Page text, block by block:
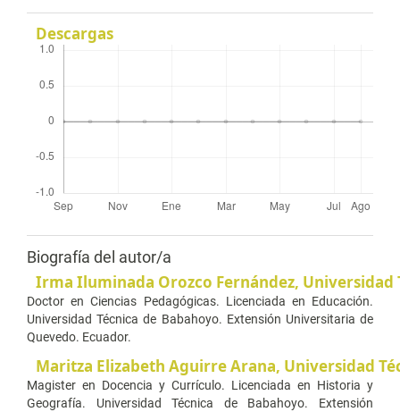
Descargas
Biografía del autor/a
Irma Iluminada Orozco Fernández, Universidad
Doctor en Ciencias Pedagógicas. Licenciada en Educación.
Universidad Técnica de Babahoyo. Extensión Universitaria de
Quevedo. Ecuador.
Maritza Elizabeth Aguirre Arana, Universidad
Magister en Docencia y Currículo. Licenciada en Historia y
Geografía. Universidad Técnica de Babahoyo. Extensión